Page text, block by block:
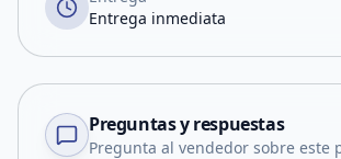
Entrega inmediata
Preguntas y respuestas
Pregunta al vendedor sobre este